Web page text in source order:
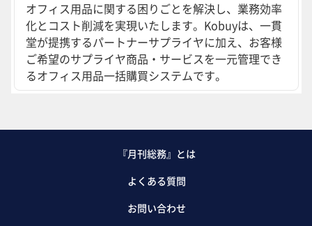
オフィス用品に関する困りごとを解決し、業務効率
化とコスト削減を実現いたします。Kobuyは、一貫
堂が提携するパートナーサプライヤに加え、お客様
ご希望のサプライヤ商品・サービスを一元管理でき
るオフィス用品一括購買システムです。
『月刊総務』とは
よくある質問
お問い合わせ